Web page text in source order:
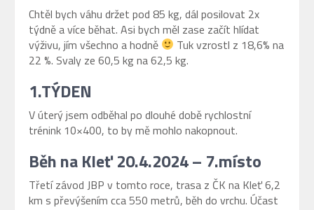
Chtěl bych váhu držet pod 85 kg, dál posilovat 2x
týdně a více běhat. Asi bych měl zase začít hlídat
výživu, jím všechno a hodně
Tuk vzrostl z 18,6% na
22 %. Svaly ze 60,5 kg na 62,5 kg.
1.TÝDEN
V úterý jsem odběhal po dlouhé době rychlostní
trénink 10×400, to by mě mohlo nakopnout.
Běh na Kleť 20.4.2024 – 7.místo
Třetí závod JBP v tomto roce, trasa z ČK na Kleť 6,2
km s převýšením cca 550 metrů, běh do vrchu. Účast